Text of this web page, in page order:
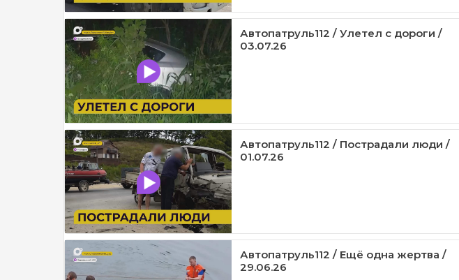
Автопатруль112 / Улетел с дороги /
03.07.26
Автопатруль112 / Пострадали люди /
01.07.26
Автопатруль112 / Ещё одна жертва /
29.06.26